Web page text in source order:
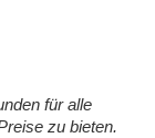
für alle
zu bieten.